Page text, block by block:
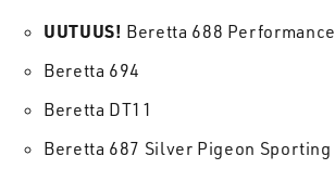
UUTUUS! Beretta 688 Performance
Beretta 694
Beretta DT11
Beretta 687 Silver Pigeon Sporting